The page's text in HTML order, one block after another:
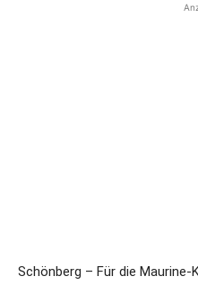
Schönberg – Für die Maurine-